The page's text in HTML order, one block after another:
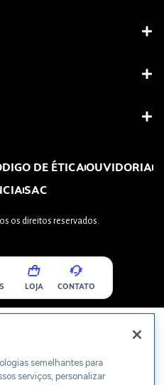
DE ÉTICAOUVIDORIA
SAC
os direitos reservados.
LOJA CONTATO
semelhantes para
serviços, personalizar